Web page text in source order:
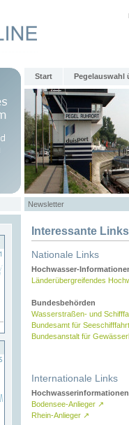
Start Pegelauswahl
Newsletter
Interessante Links
Nationale Links
Hochwasser-
Länderübergreifendes
Bundesbehörden
Wasserstraßen- und
Bundesamt für
Bundesanstalt für
Internationale Links
Bodensee-Anlieger ↗
Rhein-Anlieger ↗